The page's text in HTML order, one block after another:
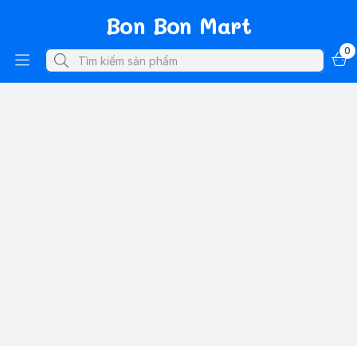
Bon Bon Mart
0